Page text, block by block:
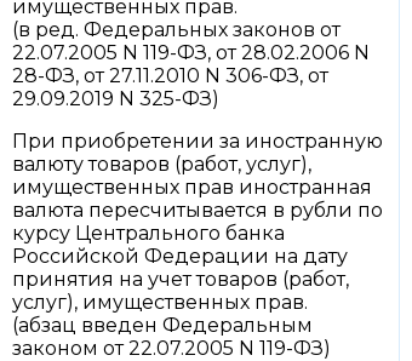
имущественных прав.
(в ред. Федеральных законов от
22.07.2005 N 119-ФЗ, от 28.02.2006 N
28-ФЗ, от 27.11.2010 N 306-ФЗ, от
29.09.2019 N 325-ФЗ)
При приобретении за иностранную
валюту товаров (работ, услуг),
имущественных прав иностранная
валюта пересчитывается в рубли по
курсу Центрального банка
Российской Федерации на дату
принятия на учет товаров (работ,
услуг), имущественных прав.
(абзац введен Федеральным
законом от 22.07.2005 N 119-ФЗ)